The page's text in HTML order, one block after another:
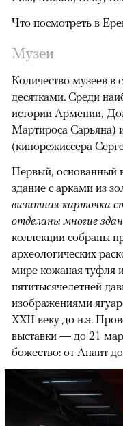
Что посмотреть в
Музеи
Количество музеев в
десятками. Среди
истории Армении,
Мартироса Сарьяна)
(кинорежиссера
Первый, основанный
здание с арками из
визитная карточка
отделаны многие
коллекции собраны
археологических
мире кожаная туфля
пятитысячелетней
изображениями
XXII веку до н.э.
выставки — до 21
божество: от Анаит